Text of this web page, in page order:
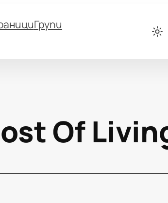
Групи
Of